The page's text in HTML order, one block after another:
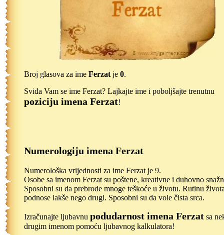
Broj glasova za ime Ferzat je 0.
Sviđa Vam se ime Ferzat? Lajkajte ime i poboljšajte trenutnu
poziciju imena Ferzat!
Numerologiju imena Ferzat
Numerološka vrijednosti za ime Ferzat je 9.
Osobe sa imenom Ferzat su poštene, kreativne i duhovno
Sposobni su da prebrode mnoge teškoće u životu. Rutinu
podnose lakše nego drugi. Sposobni su da vole čista srca.
Izračunajte ljubavnu podudarnost imena Ferzat sa
drugim imenom pomoću ljubavnog kalkulatora!